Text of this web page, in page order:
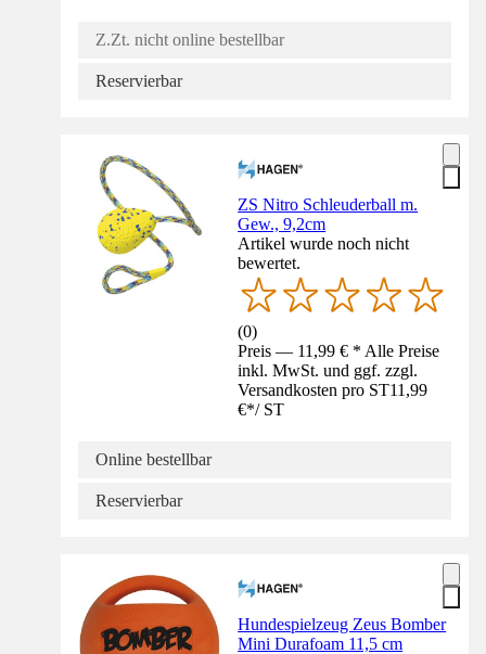
Z.Zt. nicht online bestellbar
Reservierbar
ZS Nitro Schleuderball m.
Gew., 9,2cm
Artikel wurde noch nicht
bewertet.
(0)
Preis — 11,99 € * Alle Preise
inkl. MwSt. und ggf. zzgl.
Versandkosten pro ST11,99
€*/ ST
Online bestellbar
Reservierbar
Hundespielzeug Zeus Bomber
Mini Durafoam 11,5 cm